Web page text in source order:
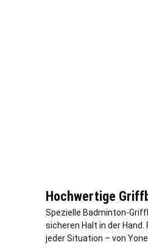
Hochwertige
Spezielle Badminton-
sicheren Halt in der Hand.
jeder Situation – von